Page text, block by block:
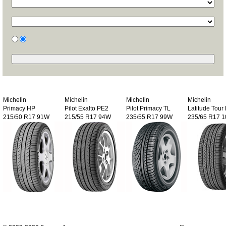
Michelin
Primacy HP
215/50 R17 91W
Michelin
Pilot Exalto PE2
215/55 R17 94W
Michelin
Pilot Primacy TL
235/55 R17 99W
Michelin
Latitude Tour
235/65 R17